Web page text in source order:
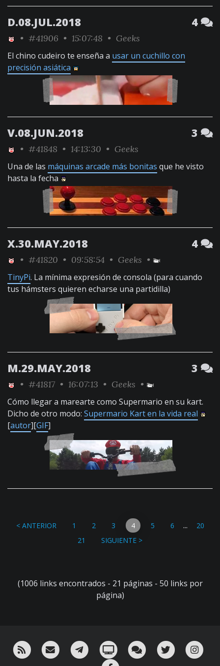
D.08.JUL.2018 4
• #41906 • 15:07:48 • Geeks
El chino cudeiro te enseña a usar un cuchillo con
precisión asiática
V.08.JUN.2018 3
• #41848 • 14:13:30 • Geeks
Una de las máquinas arcade más bonitas que he visto
hasta la fecha
X.30.MAY.2018 4
• #41820 • 09:58:54 • Geeks •
TinyPi. La mínima expresión de consola (para cuando
tus hámsters quieren echarse una partidilla)
M.29.MAY.2018 3
• #41817 • 16:07:13 • Geeks •
Cómo llegar a marearte como Supermario en su kart.
Dicho de otro modo: Supermario Kart en la vida real
[autor][GIF]
< ANTERIOR 1 2 3 4 5 6 ...
20
21
SIGUIENTE >
(1006 links encontrados - 21 páginas - 50 links por
página)
RSS ¡Mándame un email!¡Nuestro canal en Telegram!
Oink! TV Charla con nosotros
Twitter